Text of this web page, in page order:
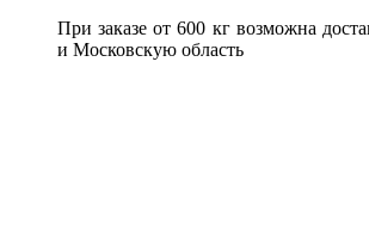
При заказе от 600 кг возможна
и Московскую область